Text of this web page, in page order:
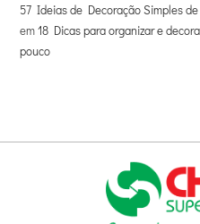
57 Ideias de Decoração Simples
em18 Dicas para organizar e
pouco